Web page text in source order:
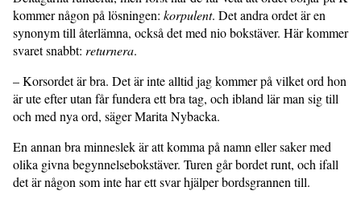
kommer någon på lösningen: korpulent. Det andra ordet är en
synonym till återlämna, också det med nio bokstäver. Här kommer
svaret snabbt: returnera.
– Korsordet är bra. Det är inte alltid jag kommer på vilket ord hon
är ute efter utan får fundera ett bra tag, och ibland lär man sig till
och med nya ord, säger Marita Nybacka.
En annan bra minneslek är att komma på namn eller saker med
olika givna begynnelsebokstäver. Turen går bordet runt, och ifall
det är någon som inte har ett svar hjälper bordsgrannen till.